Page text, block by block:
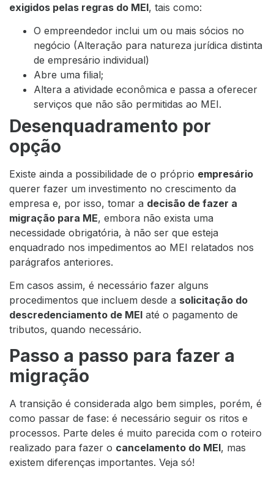
exigidos pelas regras do MEI, tais como:
O empreendedor inclui um ou mais sócios no
negócio (Alteração para natureza jurídica distinta
de empresário individual)
Abre uma filial;
Altera a atividade econômica e passa a oferecer
serviços que não são permitidas ao MEI.
Desenquadramento por
opção
Existe ainda a possibilidade de o próprio empresário
querer fazer um investimento no crescimento da
empresa e, por isso, tomar a decisão de fazer a
migração para ME, embora não exista uma
necessidade obrigatória, à não ser que esteja
enquadrado nos impedimentos ao MEI relatados nos
parágrafos anteriores.
Em casos assim, é necessário fazer alguns
procedimentos que incluem desde a solicitação do
descredenciamento de MEI até o pagamento de
tributos, quando necessário.
Passo a passo para fazer a
migração
A transição é considerada algo bem simples, porém, é
como passar de fase: é necessário seguir os ritos e
processos. Parte deles é muito parecida com o roteiro
realizado para fazer o cancelamento do MEI, mas
existem diferenças importantes. Veja só!